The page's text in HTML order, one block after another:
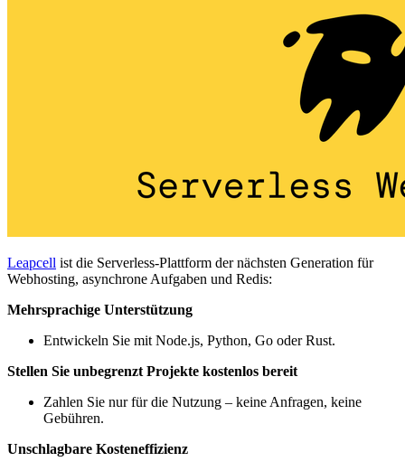
Leapcell ist die Serverless-Plattform der nächsten Generation für
Webhosting, asynchrone Aufgaben und Redis:
Mehrsprachige Unterstützung
Entwickeln Sie mit Node.js, Python, Go oder Rust.
Stellen Sie unbegrenzt Projekte kostenlos bereit
Zahlen Sie nur für die Nutzung – keine Anfragen, keine
Gebühren.
Unschlagbare Kosteneffizienz